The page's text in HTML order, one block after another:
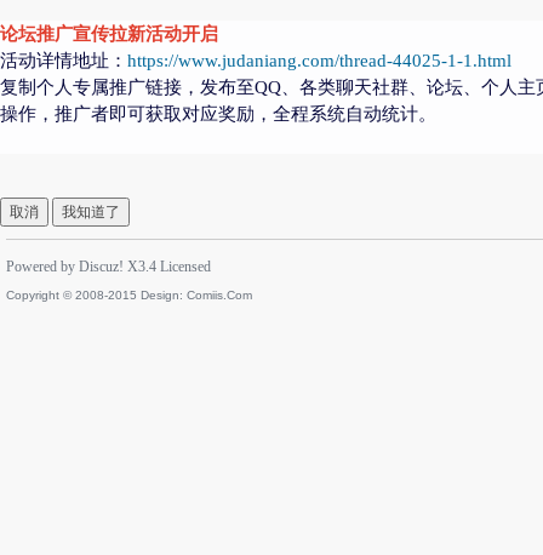
论坛推广宣传拉新活动开启
活动详情地址： https://www.judaniang.com/thread-44025-1-1.html
复制个人专属推广链接，发布至QQ、各类聊天社群、论坛、个人
操作，推广者即可获取对应奖励，全程系统自动统计。
取消 我知道了
Powered by Discuz! X3.4 Licensed
Copyright © 2008-2015 Design: Comiis.Com